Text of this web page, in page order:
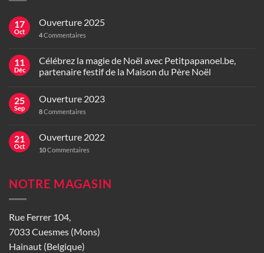
17
Oct
Ouverture 2025
4Commentaires
11
Déc
Célébrez la magie de Noël avec Petitpapanoel.be,
partenaire festif de la Maison du Père Noël
25
Sep
Ouverture 2023
8Commentaires
21
Oct
Ouverture 2022
10Commentaires
NOTRE MAGASIN
Rue Ferrer 104,
7033 Cuesmes (Mons)
Hainaut (Belgique)